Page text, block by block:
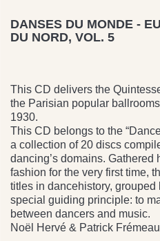
DANSES DU MONDE -
DU NORD, VOL. 5
This CD delivers the
the Parisian popular
1930.
This CD belongs to the
a collection of 20 discs
dancing’s domains.
fashion for the very first time,
titles in dancehistory,
special guiding principle: to
between dancers and music.
Noël Hervé & Patrick